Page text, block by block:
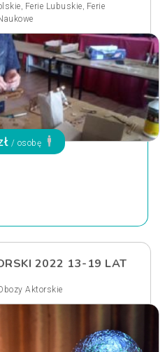
, Ferie Lubuskie, Ferie
/ osobę
2022 13-19 LAT
Aktorskie